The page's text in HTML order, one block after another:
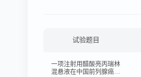
试验题目
一项注射用醋酸亮丙瑞林
混悬液在中国前列腺癌患